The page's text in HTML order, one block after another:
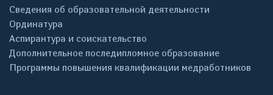
Сведения об образовательной деятельности
Ординатура
Аспирантура и соискательство
Дополнительное последипломное образование
Программы повышения квалификации медработников